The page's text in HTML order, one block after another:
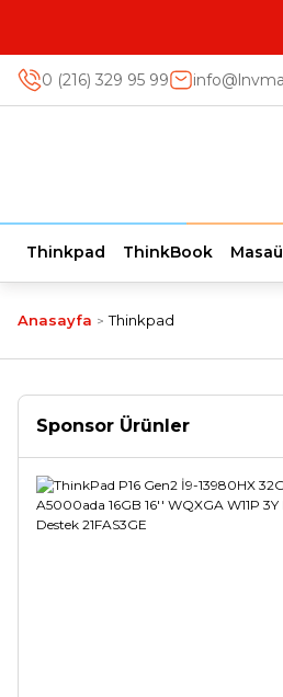
0 (216) 329 95 99
Thinkpad ThinkBook
Anasayfa Thinkpad
Sponsor Ürünler